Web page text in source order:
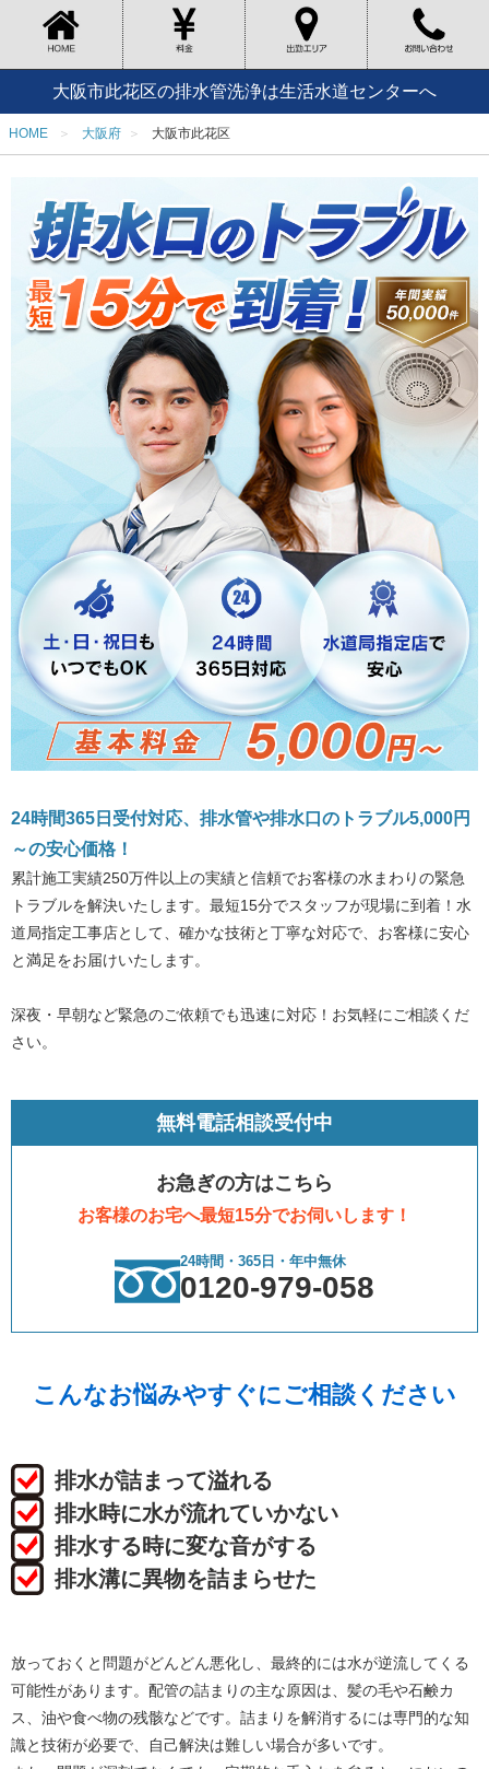
大阪市此花区の排水管洗浄は生活水道センターへ
HOME 大阪府 大阪市此花区
24時間365日受付対応、排水管や排水口のトラブル5,000円
～の安心価格！
累計施工実績250万件以上の実績と信頼でお客様の水まわりの緊急
トラブルを解決いたします。最短15分でスタッフが現場に到着！水
道局指定工事店として、確かな技術と丁寧な対応で、お客様に安心
と満足をお届けいたします。
深夜・早朝など緊急のご依頼でも迅速に対応！お気軽にご相談くだ
さい。
無料電話相談受付中
お急ぎの方はこちら
お客様のお宅へ最短15分でお伺いします！
24時間・365日・年中無休
0120-979-058
こんなお悩みやすぐにご相談ください
排水が詰まって溢れる
排水時に水が流れていかない
排水する時に変な音がする
排水溝に異物を詰まらせた
放っておくと問題がどんどん悪化し、最終的には水が逆流してくる
可能性があります。配管の詰まりの主な原因は、髪の毛や石鹸カ
ス、油や食べ物の残骸などです。詰まりを解消するには専門的な知
識と技術が必要で、自己解決は難しい場合が多いです。